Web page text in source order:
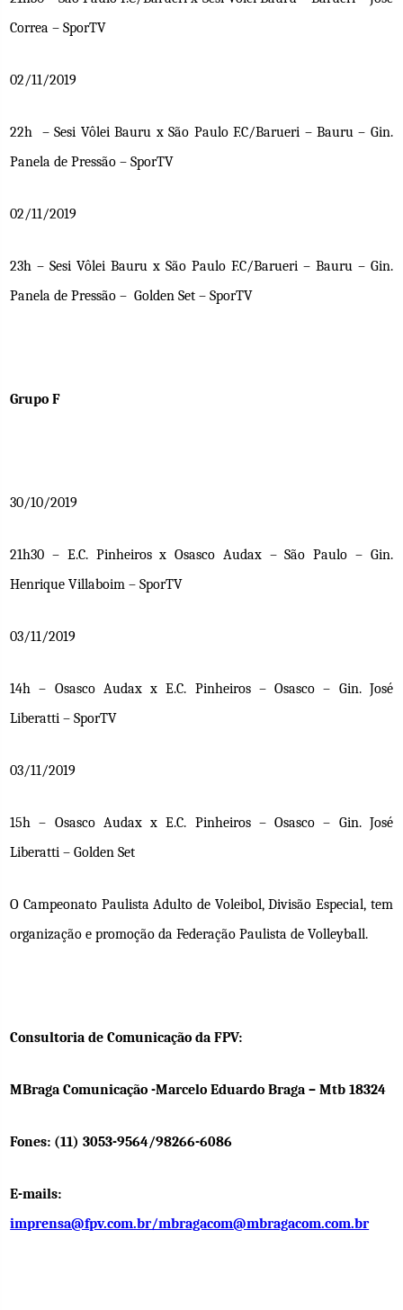
Correa – SporTV
02/11/2019
22h – Sesi Vôlei Bauru x São Paulo F.C/Barueri – Bauru – Gin.
Panela de Pressão – SporTV
02/11/2019
23h – Sesi Vôlei Bauru x São Paulo F.C/Barueri – Bauru – Gin.
Panela de Pressão – Golden Set – SporTV
Grupo F
30/10/2019
21h30 – E.C. Pinheiros x Osasco Audax – São Paulo – Gin.
Henrique Villaboim – SporTV
03/11/2019
14h – Osasco Audax x E.C. Pinheiros – Osasco – Gin. José
Liberatti – SporTV
03/11/2019
15h – Osasco Audax x E.C. Pinheiros – Osasco – Gin. José
Liberatti – Golden Set
O Campeonato Paulista Adulto de Voleibol, Divisão Especial, tem
organização e promoção da Federação Paulista de Volleyball.
Consultoria de Comunicação da FPV:
MBraga Comunicação -Marcelo Eduardo Braga – Mtb 18324
Fones: (11) 3053-9564/98266-6086
E-mails:
imprensa@fpv.com.br/mbragacom@mbragacom.com.br